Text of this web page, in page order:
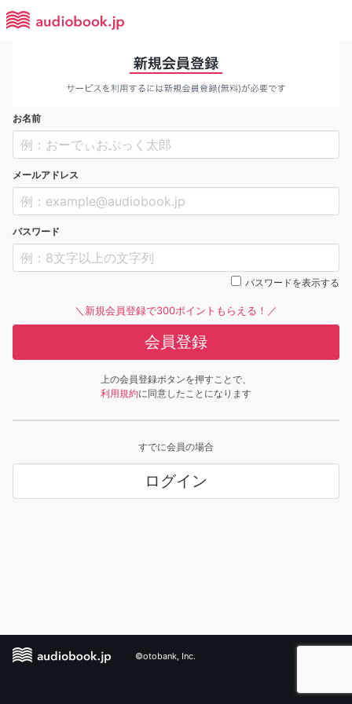
お名前
メールアドレス
パスワード
パスワードを表示する
＼新規会員登録で300ポイントもらえる！／
会員登録
上の会員登録ボタンを押すことで、
利用規約に同意したことになります
すでに会員の場合
ログイン
©otobank, Inc.